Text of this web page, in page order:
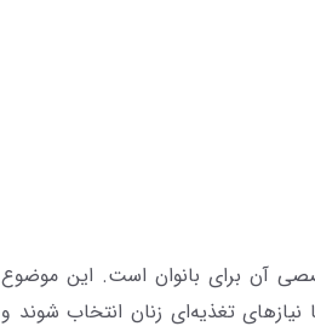
آن برای بانوان است. این موضوع
تغذیه‌ای زنان انتخاب شوند و